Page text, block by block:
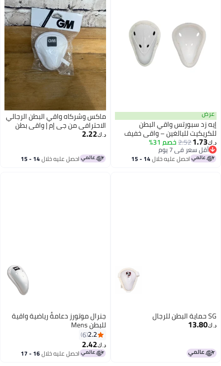
عرض
إيه زد سبورتس واقي البطن
للكريكيت للبالغين – واقي خفيف
للحماية أثناء الضرب – صندوق
كريكيت مريح مع تصميم يمتص
الصدمات
د.ك‏ 1.73
2.52خصم 31%
أقل سعر في 7 يوم
أقل سعر في 7 يوماحصل عليه خلال 14 - 15
ماكس وشركاه واقي البطن الرجالي
الاحترافي من جي إم | واقي بطن
عالي التأثير لرياضة الكريكيت لتوفيرد.ك‏ 2.22
احصل عليه خلال 14 - 15
SG حماية البطن للرجال
د.ك‏ 13.80
جنرال موتورز دعامةٌ رياضية واقية
للبطن Mens
2.2
6
د.ك‏ 2.42
احصل عليه خلال 16 - 17